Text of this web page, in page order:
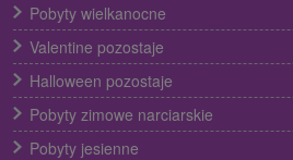
Pobyty wielkanocne
Valentine pozostaje
Halloween pozostaje
Pobyty zimowe narciarskie
Pobyty jesienne